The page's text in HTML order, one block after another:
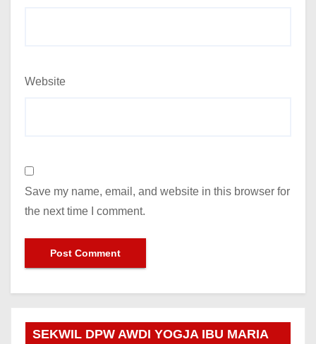
Website
Save my name, email, and website in this browser for
the next time I comment.
SEKWIL DPW AWDI YOGJA IBU MARIA